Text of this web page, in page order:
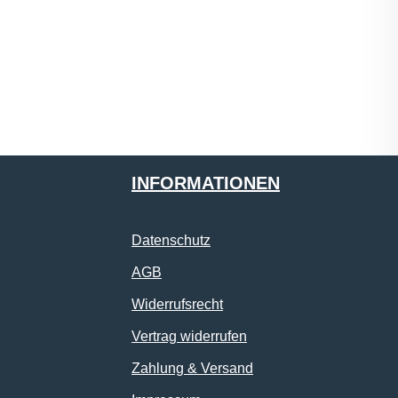
INFORMATIONEN
Datenschutz
AGB
Widerrufsrecht
Vertrag widerrufen
Zahlung & Versand